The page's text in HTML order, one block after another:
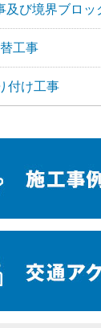
及び境界ブロッ
工事
付け工事